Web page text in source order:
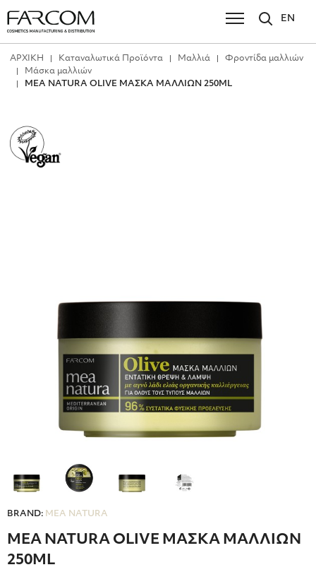
EN
ΑΡΧΙΚΗ Καταναλωτικά Προϊόντα Μαλλιά
Φροντίδα μαλλιών
Μάσκα μαλλιών
MEA NATURA OLIVE ΜΑΣΚΑ ΜΑΛΛΙΩΝ 250ML
BRAND: MEA NATURA
MEA NATURA OLIVE ΜΑΣΚΑ ΜΑΛΛΙΩΝ
250ML